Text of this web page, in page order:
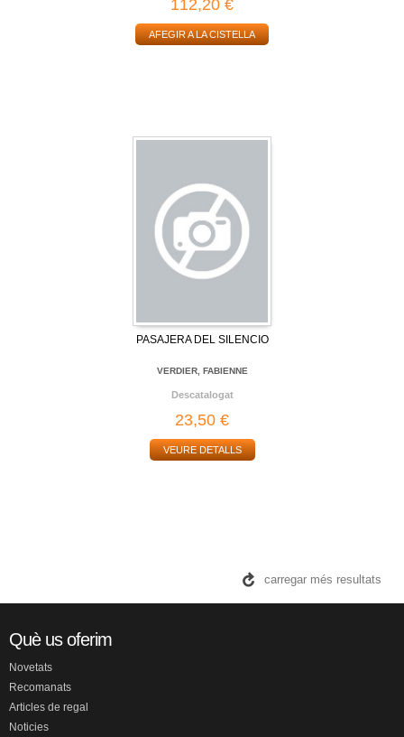
112,20 €
AFEGIR A LA CISTELLA
PASAJERA DEL SILENCIO
VERDIER, FABIENNE
Descatalogat
23,50 €
VEURE DETALLS
carregar més resultats
Què us oferim
Novetats
Recomanats
Articles de regal
Noticies